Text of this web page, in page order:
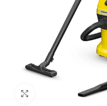
Нажмите, чтобы